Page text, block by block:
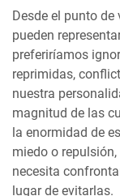
Desde el punto
pueden
preferiríamos
reprimidas,
nuestra
magnitud de las
la enormidad de
miedo o
necesita
lugar de evitarlas.